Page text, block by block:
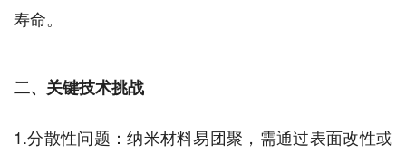
寿命。
二、关键技术挑战
1.分散性问题：纳米材料易团聚，需通过表面改性或